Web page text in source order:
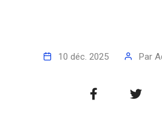
10 déc. 2025 Par